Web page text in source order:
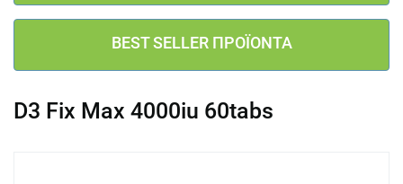
BEST SELLER ΠΡΟΪΟΝΤΑ
D3 Fix Max 4000iu 60tabs